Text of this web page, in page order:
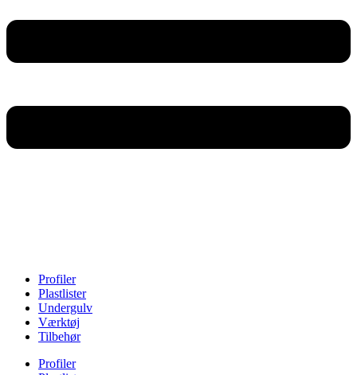
Profiler
Plastlister
Undergulv
Værktøj
Tilbehør
Profiler